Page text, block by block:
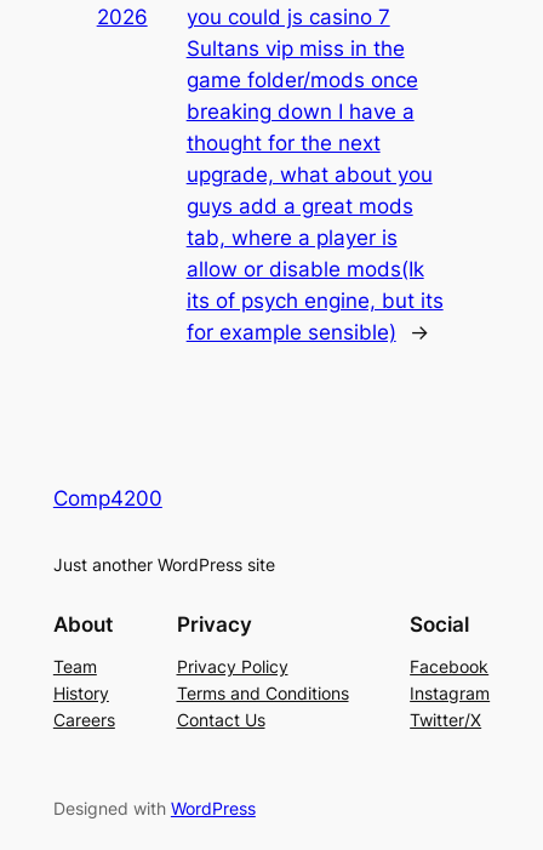
2026
you could js casino 7
Sultans vip miss in the
game folder/mods once
breaking down I have a
thought for the next
upgrade, what about you
guys add a great mods
tab, where a player is
allow or disable mods(Ik
its of psych engine, but its
for example sensible)
→
Comp4200
Just another WordPress site
About
Team
History
Careers
Privacy
Privacy Policy
Terms and Conditions
Contact Us
Social
Facebook
Instagram
Twitter/X
Designed with WordPress